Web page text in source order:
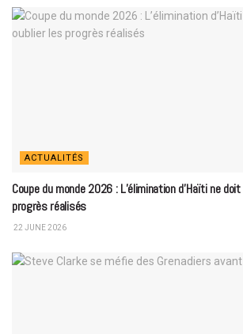
ACTUALITÉS
Coupe du monde 2026 : L’élimination d’Haïti ne
progrès réalisés
22 JUNE 2026